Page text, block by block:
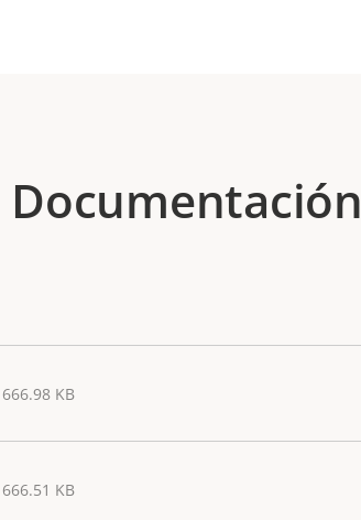
Documentación
666.98 KB
666.51 KB